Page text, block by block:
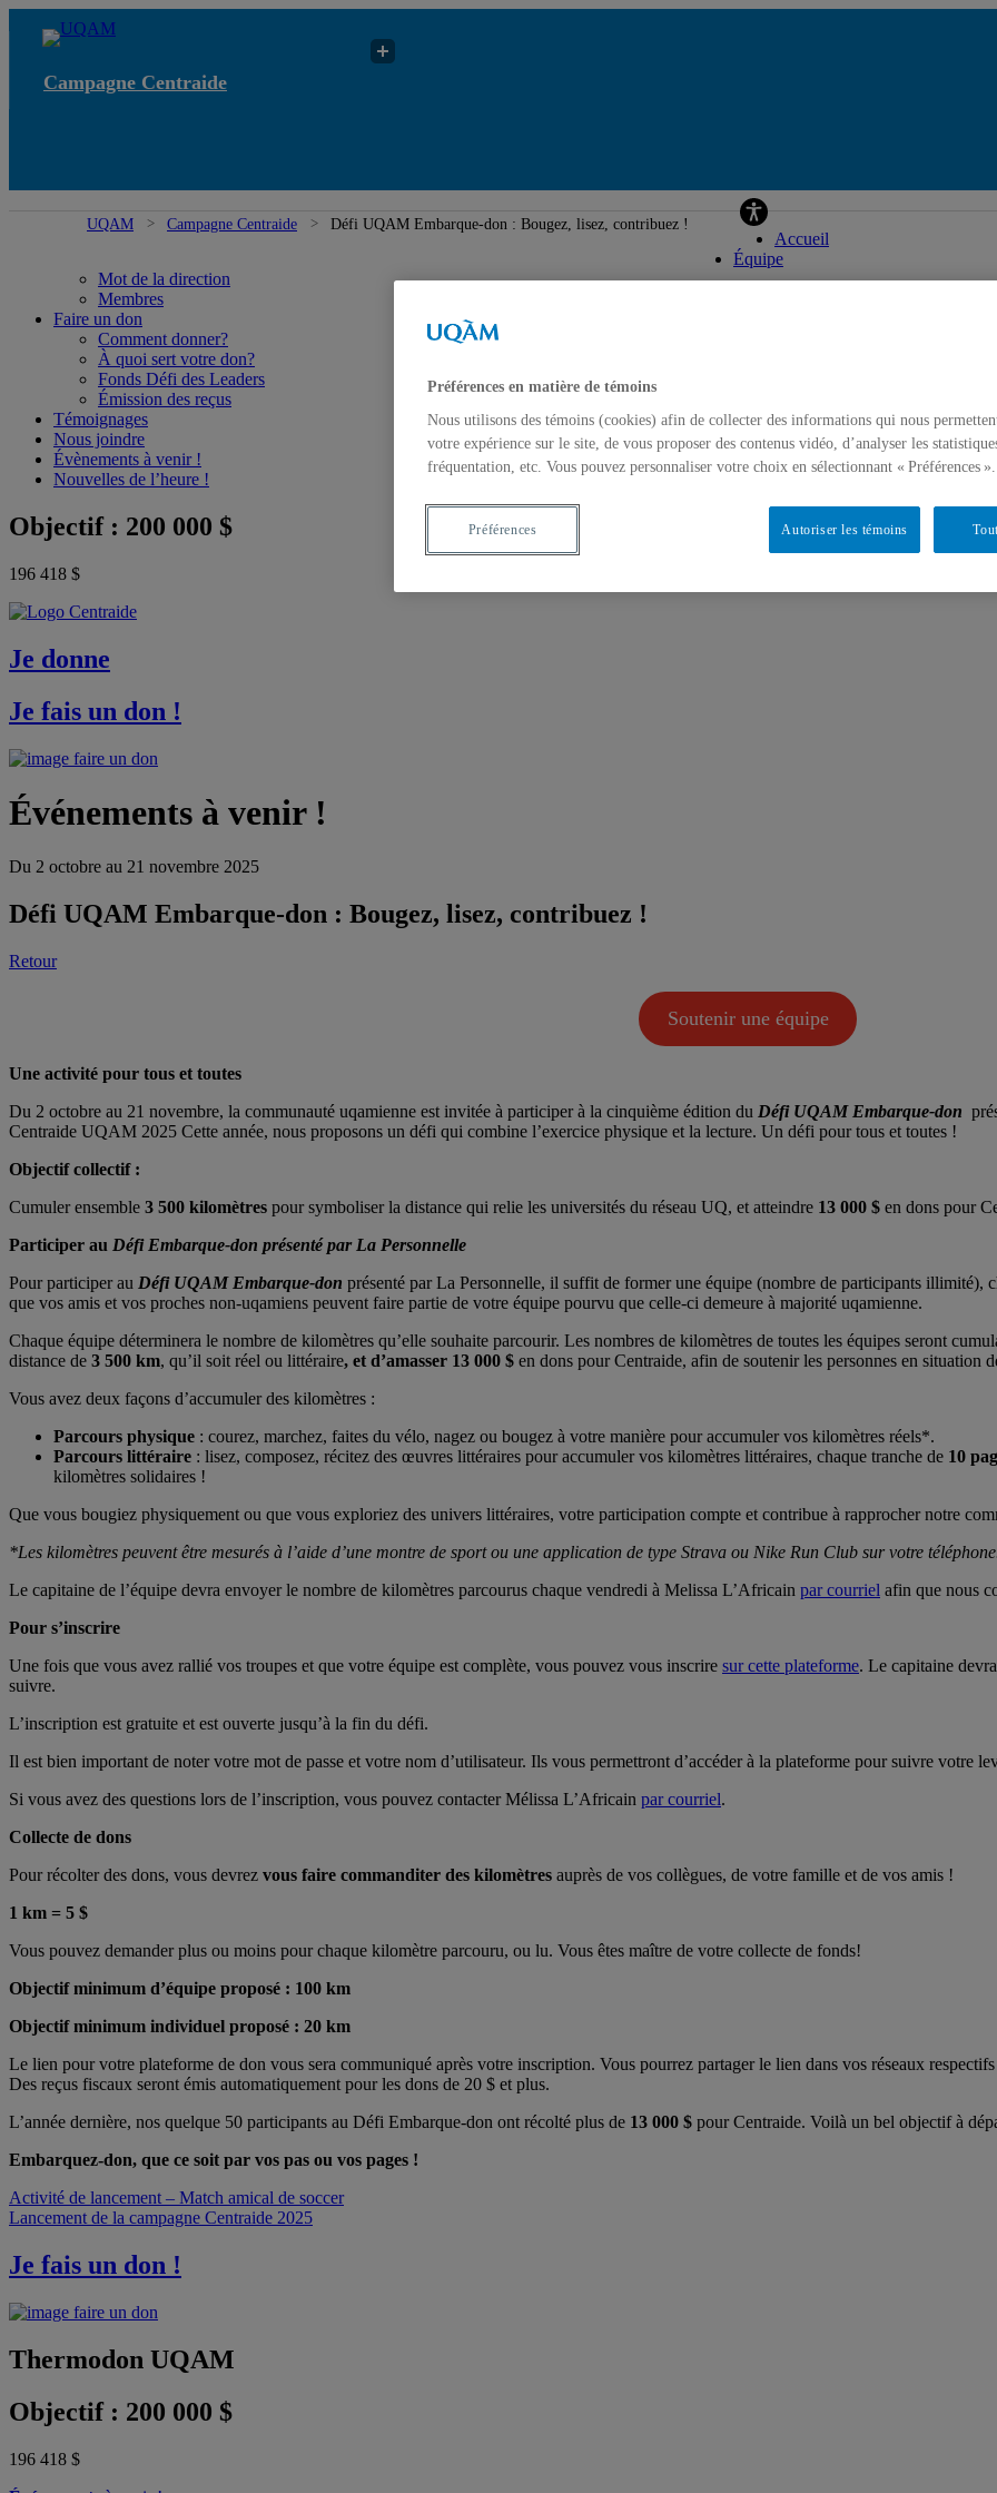
Campagne Centraide
UQAM Campagne Centraide Défi UQAM Embarque-don : Bougez, lisez, contribuez !
Accueil
Équipe
Mot de la direction
Membres
Faire un don
Comment donner?
À quoi sert votre don?
Fonds Défi des Leaders
Émission des reçus
Témoignages
Nous joindre
Évènements à venir !
Nouvelles de l’heure !
Objectif : 200 000 $
196 418 $
Je donne
Je fais un don !
Événements à venir !
Du 2 octobre au 21 novembre 2025
Défi UQAM Embarque-don : Bougez, lisez, contribuez !
Retour
Soutenir une équipe
Une activité pour tous et toutes
Du 2 octobre au 21 novembre, la communauté uqamienne est invitée à participer à la cinquième édition du Défi UQAM Embarque-don
Centraide UQAM 2025 Cette année, nous proposons un défi qui combine l’exercice physique et la lecture. Un défi pour tous et toutes !
Objectif collectif :
Cumuler ensemble 3 500 kilomètres pour symboliser la distance qui relie les universités du réseau UQ, et atteindre 13 000 $ en dons pour
Participer au Défi Embarque-don présenté par La Personnelle
Pour participer au Défi UQAM Embarque-don présenté par La Personnelle, il suffit de former une équipe (nombre de participants illimité),
que vos amis et vos proches non-uqamiens peuvent faire partie de votre équipe pourvu que celle-ci demeure à majorité uqamienne.
Chaque équipe déterminera le nombre de kilomètres qu’elle souhaite parcourir. Les nombres de kilomètres de toutes les équipes seront
distance de 3 500 km, qu’il soit réel ou littéraire, et d’amasser 13 000 $ en dons pour Centraide, afin de soutenir les personnes en situation
Vous avez deux façons d’accumuler des kilomètres :
Parcours physique : courez, marchez, faites du vélo, nagez ou bougez à votre manière pour accumuler vos kilomètres réels*.
Parcours littéraire : lisez, composez, récitez des œuvres littéraires pour accumuler vos kilomètres littéraires, chaque tranche de 10
kilomètres solidaires !
Que vous bougiez physiquement ou que vous exploriez des univers littéraires, votre participation compte et contribue à rapprocher notre
*Les kilomètres peuvent être mesurés à l’aide d’une montre de sport ou une application de type Strava ou Nike Run Club sur votre
Le capitaine de l’équipe devra envoyer le nombre de kilomètres parcourus chaque vendredi à Melissa L’Africain par courriel afin que nous
Pour s’inscrire
Une fois que vous avez rallié vos troupes et que votre équipe est complète, vous pouvez vous inscrire sur cette plateforme. Le capitaine
suivre.
L’inscription est gratuite et est ouverte jusqu’à la fin du défi.
Il est bien important de noter votre mot de passe et votre nom d’utilisateur. Ils vous permettront d’accéder à la plateforme pour suivre votre
Si vous avez des questions lors de l’inscription, vous pouvez contacter Mélissa L’Africain par courriel.
Collecte de dons
Pour récolter des dons, vous devrez vous faire commanditer des kilomètres auprès de vos collègues, de votre famille et de vos amis !
1 km = 5 $
Vous pouvez demander plus ou moins pour chaque kilomètre parcouru, ou lu. Vous êtes maître de votre collecte de fonds!
Objectif minimum d’équipe proposé : 100 km
Objectif minimum individuel proposé : 20 km
Le lien pour votre plateforme de don vous sera communiqué après votre inscription. Vous pourrez partager le lien dans vos réseaux
Des reçus fiscaux seront émis automatiquement pour les dons de 20 $ et plus.
L’année dernière, nos quelque 50 participants au Défi Embarque-don ont récolté plus de 13 000 $ pour Centraide. Voilà un bel objectif à
Embarquez-don, que ce soit par vos pas ou vos pages !
Navigation
de
l'article
Activité de lancement – Match amical de soccer
Lancement de la campagne Centraide 2025
Je fais un don !
Thermodon UQAM
Objectif : 200 000 $
196 418 $
Préférences en matière de témoins
Nous utilisons des témoins (cookies) afin de collecter des informations qui nous
votre expérience sur le site, de vous proposer des contenus vidéo, d’analyser les
fréquentation, etc. Vous pouvez personnaliser votre choix en sélectionnant « Préférences ».
Autoriser les témoins
Préférences